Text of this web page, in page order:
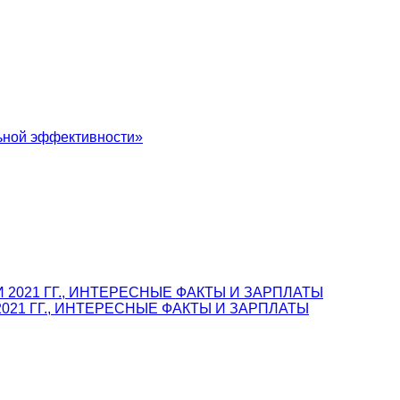
эффективности»
ГГ., ИНТЕРЕСНЫЕ ФАКТЫ И ЗАРПЛАТЫ